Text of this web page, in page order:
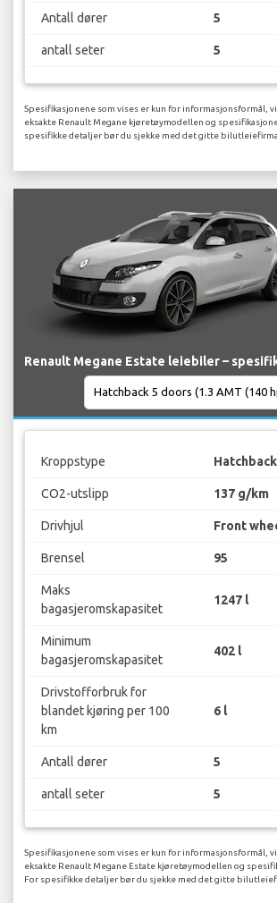
Antall dører 5
antall seter 5
Spesifikasjonene som vises er kun for informasjonsformål,
eksakte Renault Megane kjøretøymodellen og
spesifikke detaljer bør du sjekke med det gitte
Renault Megane Estate leiebiler –
Kroppstype Hatchback
CO2-utslipp 137 g/km
Drivhjul Front
Brensel 95
Maks
bagasjeromskapasitet
1247 l
Minimum
bagasjeromskapasitet
402 l
Drivstofforbruk for
blandet kjøring per 100
km
6 l
Antall dører 5
antall seter 5
Spesifikasjonene som vises er kun for informasjonsformål,
eksakte Renault Megane Estate kjøretøymodellen og
For spesifikke detaljer bør du sjekke med det gitte